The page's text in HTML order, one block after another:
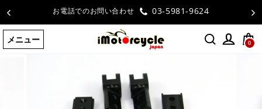
テ
ン
お電話でのお問い合わせ 03-5981-9624
メニュー 0